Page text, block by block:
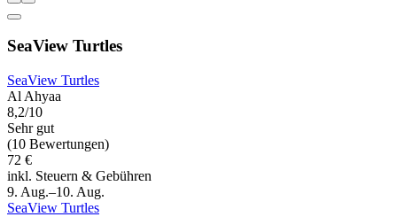
SeaView Turtles
SeaView Turtles
Al Ahyaa
8,2/10
Sehr gut
(10 Bewertungen)
72 €
inkl. Steuern & Gebühren
9. Aug.–10. Aug.
SeaView Turtles